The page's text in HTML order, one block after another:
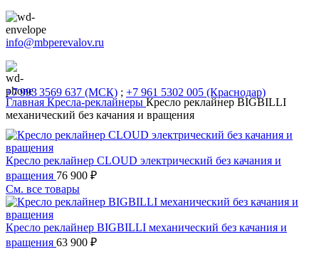
info@mbperevalov.ru
+7 993 3569 637 (МСК) ; +7 961 5302 005 (Краснодар)
Главная Кресла-реклайнеры Кресло реклайнер BIGBILLI
механический без качания и вращения
Кресло реклайнер CLOUD электрический без качания и
вращения 76 900 ₽
См. все товары
Кресло реклайнер BIGBILLI механический без качания и
вращения 63 900 ₽